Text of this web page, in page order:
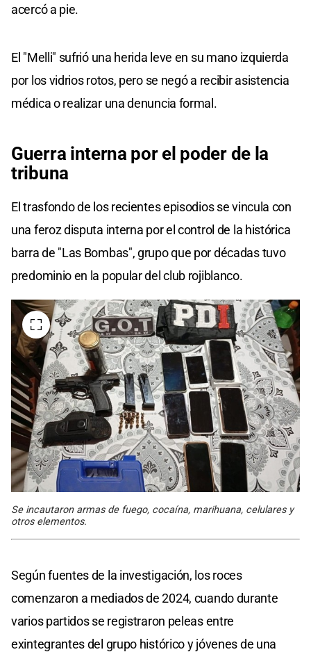
acercó a pie.
El "Melli" sufrió una herida leve en su mano izquierda
por los vidrios rotos, pero se negó a recibir asistencia
médica o realizar una denuncia formal.
Guerra interna por el poder de la
tribuna
El trasfondo de los recientes episodios se vincula con
una feroz disputa interna por el control de la histórica
barra de "Las Bombas", grupo que por décadas tuvo
predominio en la popular del club rojiblanco.
Se incautaron armas de fuego, cocaína, marihuana, celulares y
otros elementos.
Según fuentes de la investigación, los roces
comenzaron a mediados de 2024, cuando durante
varios partidos se registraron peleas entre
exintegrantes del grupo histórico y jóvenes de una